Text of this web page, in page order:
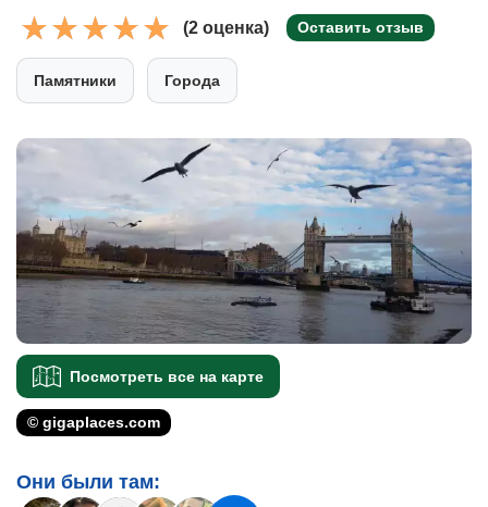
(2 оценка) Оставить отзыв
Памятники Города
Посмотреть все на карте
© gigaplaces.com
Они были там: